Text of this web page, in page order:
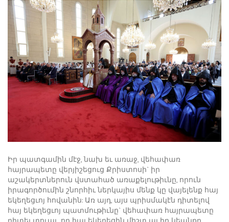
Իր պատգամին մէջ, նախ եւ առաջ, վեհափառ
հայրապետը վերյիշեցուց Քրիստոսի` իր
աշակերտներուն վստահած առաքելութիւնը, որուն
իրագործումին շնորհիւ ներկայիս մենք կը վայելենք հայ
եկեղեցւոյ հովանին: Առ այդ, այս պրիսմակէն դիտելով
հայ եկեղեցւոյ պատմութիւնը` վեհափառ հայրապետը